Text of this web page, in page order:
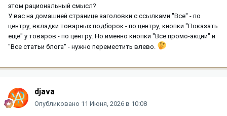
этом рациональный смысл?
У вас на домашней странице заголовки с ссылками "Все" - по
центру, вкладки товарных подборок - по центру, кнопки "Показать
ещё" у товаров - по центру. Но именно кнопки "Все промо-акции" и
"Все статьи блога" - нужно переместить влево.
djava
Опубликовано 11 Июня, 2026 в 10:08